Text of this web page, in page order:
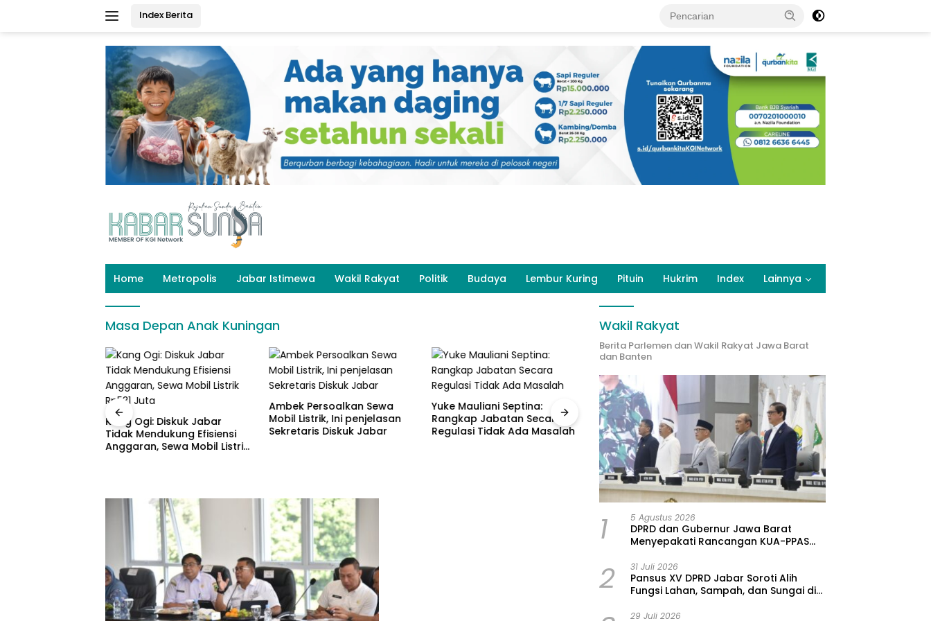
Index Berita
Home Metropolis Jabar Istimewa Wakil Rakyat Politik Budaya Lembur Kuring Pituin Hukrim Index Lainnya
Masa Depan Anak Kuningan
Kang Ogi: Diskuk Jabar
Tidak Mendukung Efisiensi
Anggaran, Sewa Mobil Listrik
Ambek Persoalkan Sewa
Mobil Listrik, Ini penjelasan
Sekretaris Diskuk Jabar
Yuke Mauliani Septina:
Rangkap Jabatan Secara
Regulasi Tidak Ada Masalah
Penguatan Kompetensi
Psikolog Klinis, Sekda Jabar:
Petugas Harus Datangi
Masyarakat
Kualitas Udara Memburuk,
DLH Jabar
Beberkan Tambang Citatah
Lampaui Baku Mutu
Wakil Rakyat
Berita Parlemen dan Wakil Rakyat Jawa Barat
dan Banten
1 5 Agustus 2026
DPRD dan Gubernur Jawa Barat
Menyepakati Rancangan KUA-PPAS
2 31 Juli 2026
Pansus XV DPRD Jabar Soroti Alih
Fungsi Lahan, Sampah, dan Sungai di
29 Juli 2026